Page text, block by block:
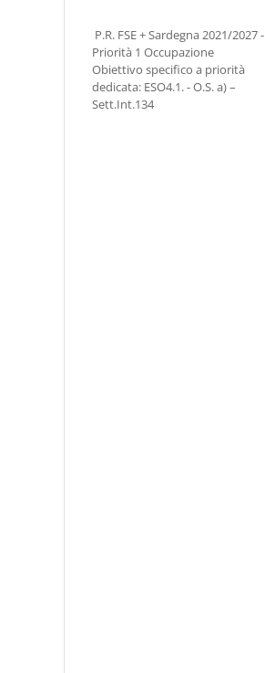
P.R. FSE + Sardegna 2021/2027 -
Priorità 1 Occupazione
Obiettivo specifico a priorità
dedicata: ESO4.1. - O.S. a) –
Sett.Int.134